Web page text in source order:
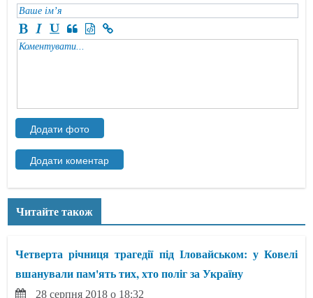
Читайте також
Четверта річниця трагедії під Іловайськом: у Ковелі
вшанували пам'ять тих, хто поліг за Україну
28 серпня 2018 о 18:32